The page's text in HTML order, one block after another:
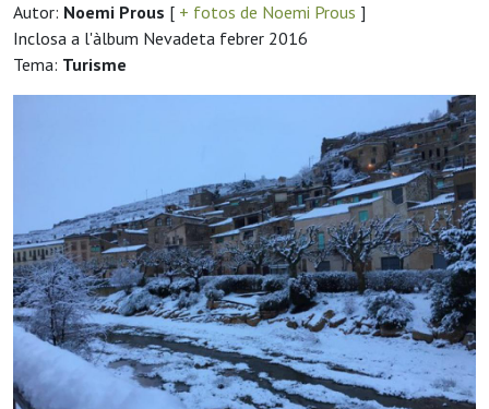
Autor: Noemi Prous [ + fotos de Noemi Prous ]
Inclosa a l'àlbum Nevadeta febrer 2016
Tema: Turisme